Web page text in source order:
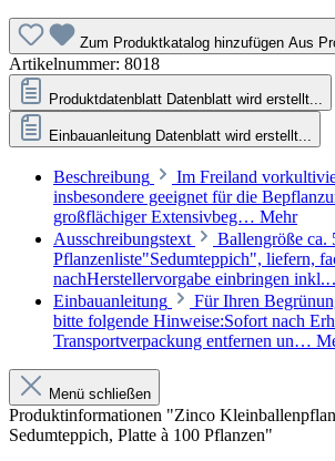
Zum Produktkatalog hinzufügen Aus
Artikelnummer: 8018
Produktdatenblatt Datenblatt wird erstellt...
Einbauanleitung Datenblatt wird erstellt...
Beschreibung
Im Freiland
insbesondere geeignet für die
großflächiger Extensivbeg… Mehr
Ausschreibungstext
Ballengröße ca.
Pflanzenliste"Sedumteppich", liefern,
nachHerstellervorgabe einbringen
Einbauanleitung
Für Ihren
bitte folgende Hinweise:Sofort nach
Transportverpackung entfernen un…
Menü schließen
Produktinformationen "Zinco
Sedumteppich, Platte à 100 Pflanzen"